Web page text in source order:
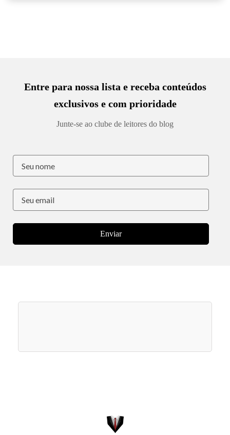
Entre para nossa lista e receba conteúdos
exclusivos e com prioridade
Junte-se ao clube de leitores do blog
Enviar